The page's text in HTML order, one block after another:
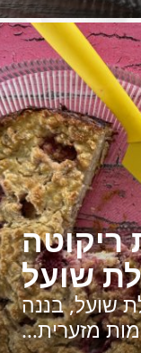
ריקוטה
שועל
שועל, בננה
מזערית…